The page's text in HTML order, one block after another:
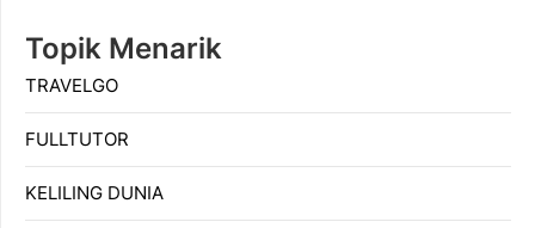
Topik Menarik
TRAVELGO
FULLTUTOR
KELILING DUNIA